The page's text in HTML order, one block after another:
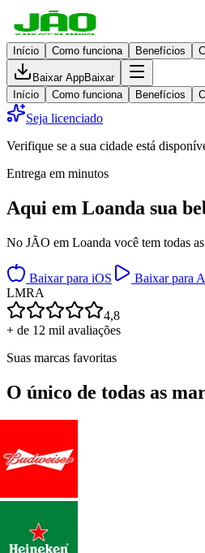
Início Como funciona Benefícios
Baixar AppBaixar
Início
Como funciona Benefícios
Seja licenciado
Verifique se a sua cidade está
Entrega em minutos
Aqui em Loanda sua
No JÃO em Loanda você tem todas
Baixar para iOS
Baixar para
LMRA
4,8
+ de 12 mil avaliações
Suas marcas favoritas
O único de todas as